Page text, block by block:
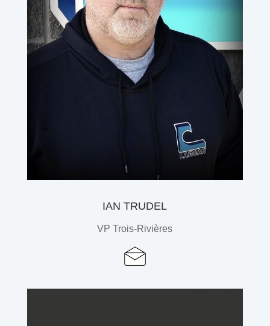
IAN TRUDEL
VP Trois-Rivières